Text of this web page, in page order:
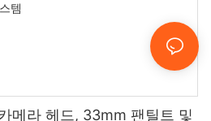
메라 헤드, 33mm 팬틸트 및